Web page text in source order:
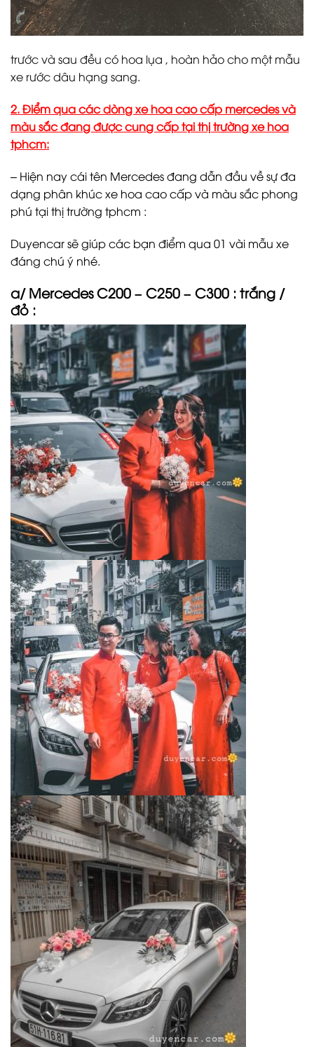
trước và sau đều có hoa lụa , hoàn hảo cho một mẫu
xe rước dâu hạng sang.
2. Điểm qua các dòng xe hoa cao cấp mercedes và
màu sắc đang được cung cấp tại thị trường xe hoa
tphcm:
– Hiện nay cái tên Mercedes đang dẫn đầu về sự đa
dạng phân khúc xe hoa cao cấp và màu sắc phong
phú tại thị trường tphcm :
Duyencar sẽ giúp các bạn điểm qua 01 vài mẫu xe
đáng chú ý nhé.
a/ Mercedes C200 – C250 – C300 : trắng /
đỏ :